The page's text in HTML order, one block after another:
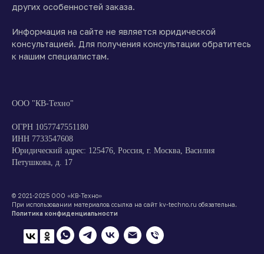
других особенностей заказа.
Информация на сайте не является юридической
консультацией. Для получения консультации обратитесь
к нашим специалистам.
ООО "КВ-Техно"
ОГРН 1057747551180
ИНН 7733547608
Юридический адрес: 125476, Россия, г. Москва, Василия
Петушкова, д. 17
© 2021-2025 ООО «КВ-Техно»
При использовании материалов ссылка на сайт kv-techno.ru обязательна.
Политика конфиденциальности